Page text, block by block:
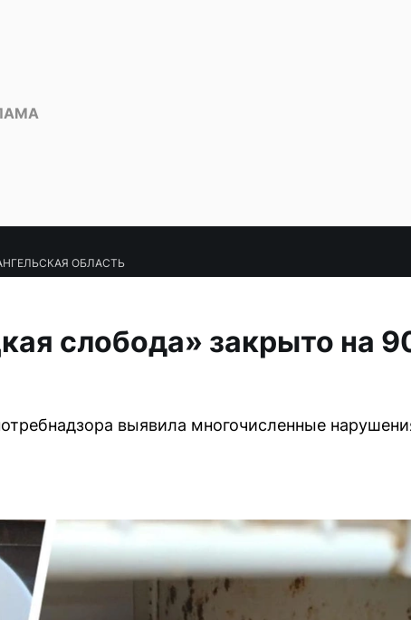
ОБЛАСТЬ
слобода» закрыто на
выявила многочисленные